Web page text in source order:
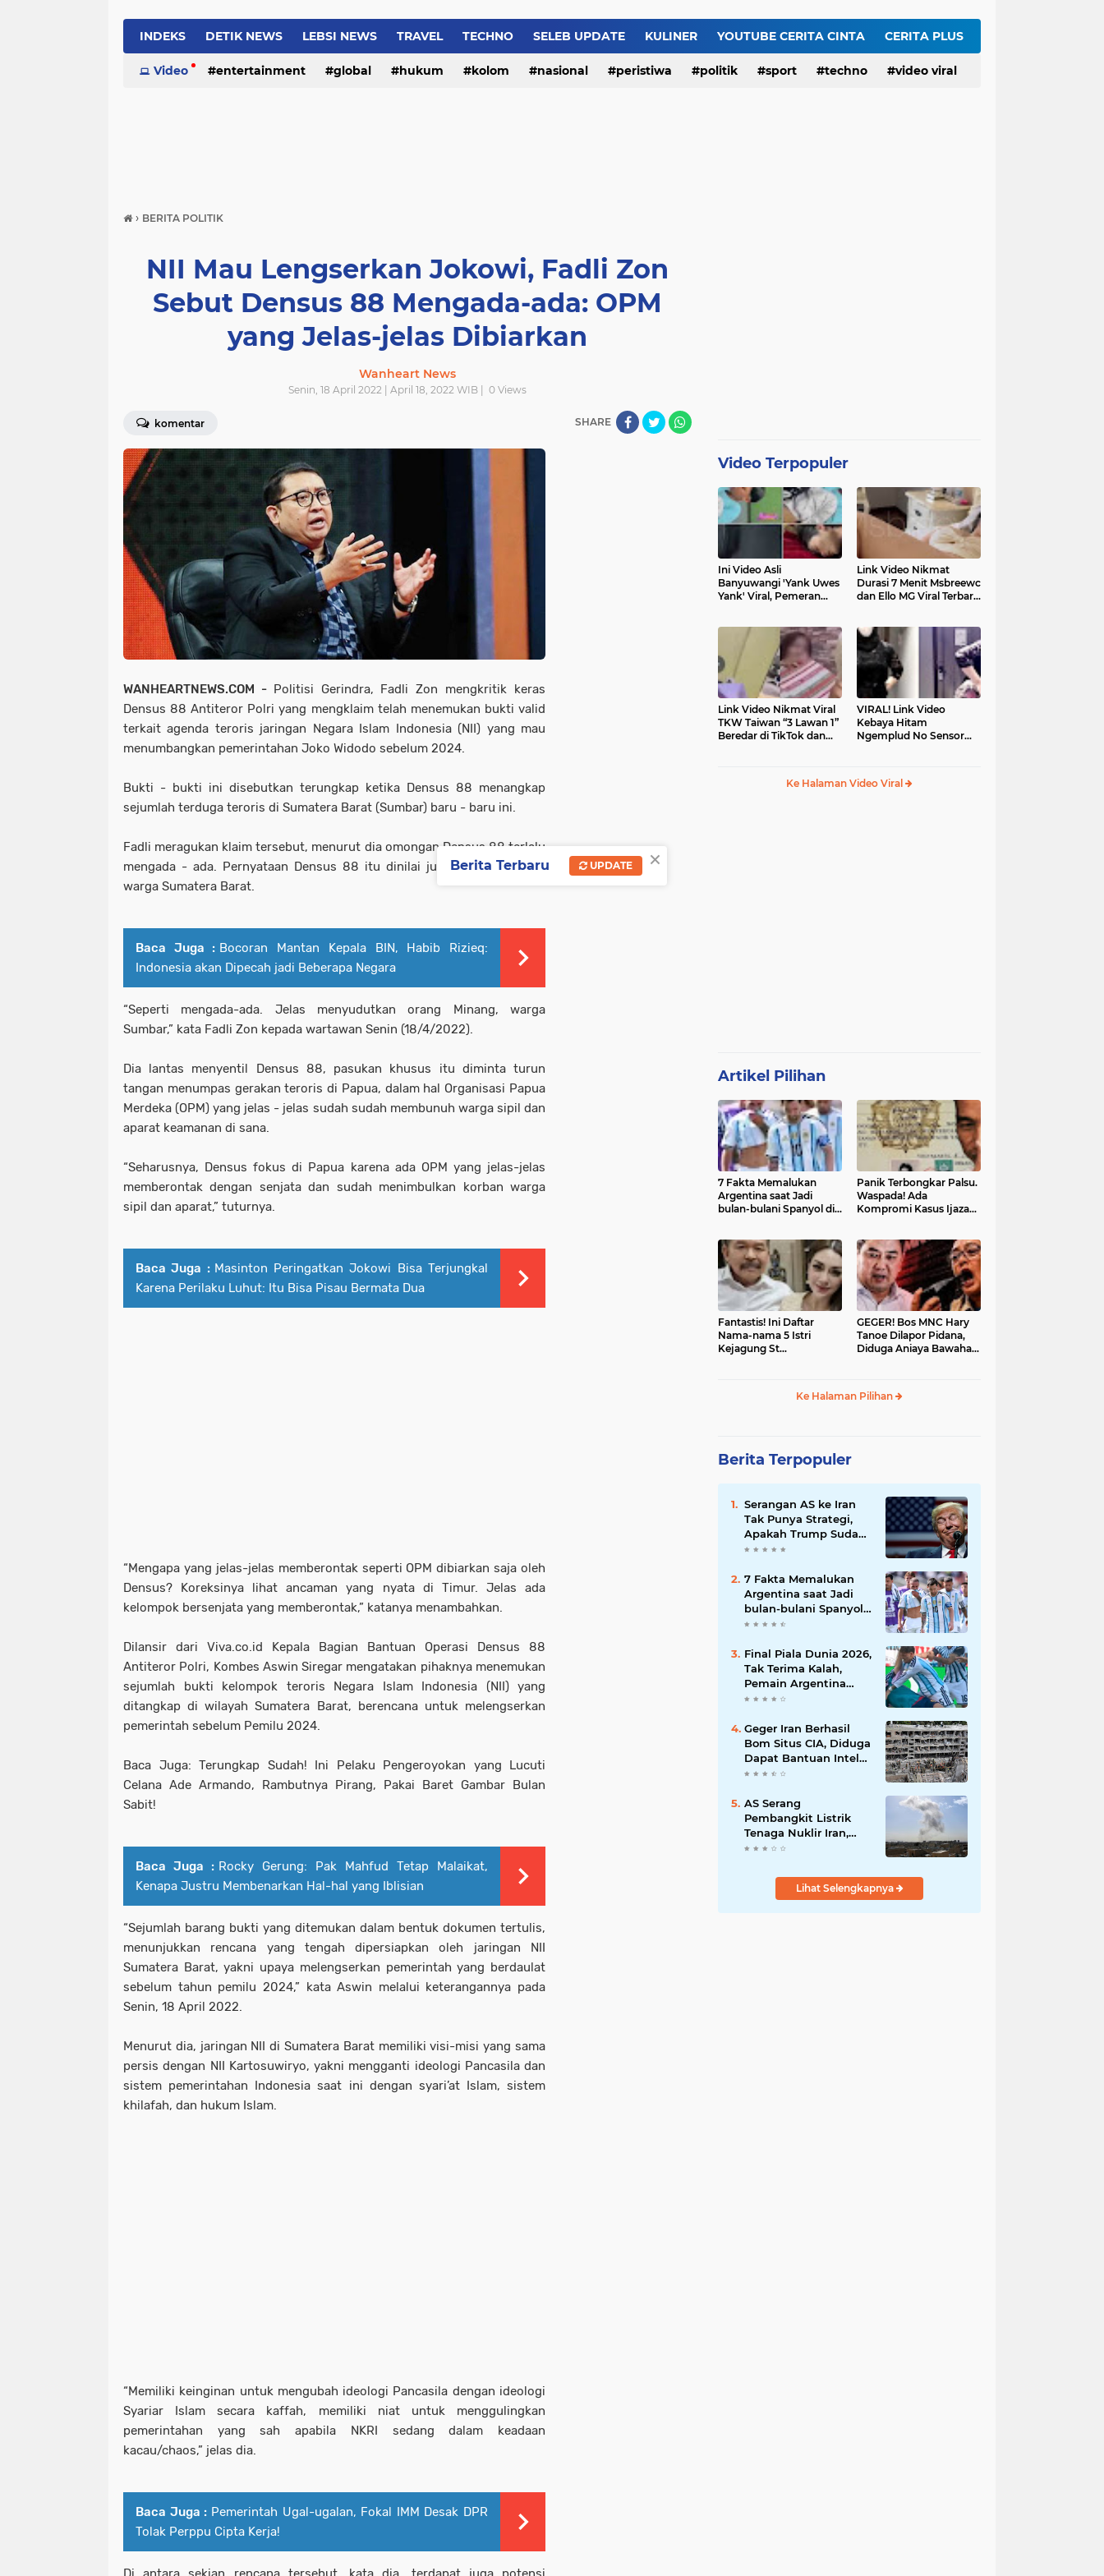
HEBOH Hilda Clarissa Theopilus Kerja di RS Mana? Viral Komentar 'Puas' terkait Meninggalnya Pasien BPJS
INDEKS DETIK NEWS LEBSI NEWS TRAVEL TECHNO SELEB UPDATE KULINER YOUTUBE CERITA CINTA CERITA PLUS
Video entertainment global hukum kolom nasional peristiwa politik sport techno video viral
› BERITA POLITIK
NII Mau Lengserkan Jokowi, Fadli Zon
Sebut Densus 88 Mengada-ada: OPM
yang Jelas-jelas Dibiarkan
Wanheart News
Senin, 18 April 2022 | April 18, 2022 WIB | 0 Views
komentar SHARE
WANHEARTNEWS.COM - Politisi Gerindra, Fadli Zon mengkritik keras
Densus 88 Antiteror Polri yang mengklaim telah menemukan bukti valid
terkait agenda teroris jaringan Negara Islam Indonesia (NII) yang mau
menumbangkan pemerintahan Joko Widodo sebelum 2024.
Bukti - bukti ini disebutkan terungkap ketika Densus 88 menangkap
sejumlah terduga teroris di Sumatera Barat (Sumbar) baru - baru ini.
Fadli meragukan klaim tersebut, menurut dia omongan Densus 88 terlalu
mengada - ada. Pernyataan Densus 88 itu dinilai justru menyudutkan
warga Sumatera Barat.
Baca Juga : Bocoran Mantan Kepala BIN, Habib Rizieq:
Indonesia akan Dipecah jadi Beberapa Negara
“Seperti mengada-ada. Jelas menyudutkan orang Minang, warga
Sumbar,” kata Fadli Zon kepada wartawan Senin (18/4/2022).
Dia lantas menyentil Densus 88, pasukan khusus itu diminta turun
tangan menumpas gerakan teroris di Papua, dalam hal Organisasi Papua
Merdeka (OPM) yang jelas - jelas sudah sudah membunuh warga sipil dan
aparat keamanan di sana.
“Seharusnya, Densus fokus di Papua karena ada OPM yang jelas-jelas
memberontak dengan senjata dan sudah menimbulkan korban warga
sipil dan aparat,” tuturnya.
Baca Juga : Masinton Peringatkan Jokowi Bisa Terjungkal
Karena Perilaku Luhut: Itu Bisa Pisau Bermata Dua
“Mengapa yang jelas-jelas memberontak seperti OPM dibiarkan saja oleh
Densus? Koreksinya lihat ancaman yang nyata di Timur. Jelas ada
kelompok bersenjata yang memberontak,” katanya menambahkan.
Dilansir dari Viva.co.id Kepala Bagian Bantuan Operasi Densus 88
Antiteror Polri, Kombes Aswin Siregar mengatakan pihaknya menemukan
sejumlah bukti kelompok teroris Negara Islam Indonesia (NII) yang
ditangkap di wilayah Sumatera Barat, berencana untuk melengserkan
pemerintah sebelum Pemilu 2024.
Baca Juga: Terungkap Sudah! Ini Pelaku Pengeroyokan yang Lucuti
Celana Ade Armando, Rambutnya Pirang, Pakai Baret Gambar Bulan
Sabit!
Baca Juga : Rocky Gerung: Pak Mahfud Tetap Malaikat,
Kenapa Justru Membenarkan Hal-hal yang Iblisian
“Sejumlah barang bukti yang ditemukan dalam bentuk dokumen tertulis,
menunjukkan rencana yang tengah dipersiapkan oleh jaringan NII
Sumatera Barat, yakni upaya melengserkan pemerintah yang berdaulat
sebelum tahun pemilu 2024,” kata Aswin melalui keterangannya pada
Senin, 18 April 2022.
Menurut dia, jaringan NII di Sumatera Barat memiliki visi-misi yang sama
persis dengan NII Kartosuwiryo, yakni mengganti ideologi Pancasila dan
sistem pemerintahan Indonesia saat ini dengan syari’at Islam, sistem
khilafah, dan hukum Islam.
“Memiliki keinginan untuk mengubah ideologi Pancasila dengan ideologi
Syariar Islam secara kaffah, memiliki niat untuk menggulingkan
pemerintahan yang sah apabila NKRI sedang dalam keadaan
kacau/chaos,” jelas dia.
Baca Juga : Pemerintah Ugal-ugalan, Fokal IMM Desak DPR
Tolak Perppu Cipta Kerja!
Video Terpopuler
Ini Video Asli
Banyuwangi 'Yank Uwes
Yank' Viral, Pemeran
Link Video Nikmat
Durasi 7 Menit Msbreewc
dan Ello MG Viral Terbaru
Link Video Nikmat Viral
TKW Taiwan “3 Lawan 1”
Beredar di TikTok dan
VIRAL! Link Video
Kebaya Hitam
Ngemplud No Sensor
Ke Halaman Video Viral
Artikel Pilihan
7 Fakta Memalukan
Argentina saat Jadi
bulan-bulani Spanyol di
Panik Terbongkar Palsu.
Waspada! Ada
Kompromi Kasus Ijazah
Fantastis! Ini Daftar
Nama-nama 5 Istri
Kejagung St
GEGER! Bos MNC Hary
Tanoe Dilapor Pidana,
Diduga Aniaya Bawahan,
Ke Halaman Pilihan
Berita Terpopuler
Serangan AS ke Iran
Tak Punya Strategi,
Apakah Trump Sudah
Putus Asa?
7 Fakta Memalukan
Argentina saat Jadi
bulan-bulani Spanyol
di Final Piala Dunia
Final Piala Dunia 2026,
Tak Terima Kalah,
Pemain Argentina
Pukul Kapten Spanyol
Geger Iran Berhasil
Bom Situs CIA, Diduga
Dapat Bantuan Intel
Rusia
AS Serang
Pembangkit Listrik
Tenaga Nuklir Iran,
Teheran: Tindakan
Lihat Selengkapnya
×
Berita Terbaru UPDATE